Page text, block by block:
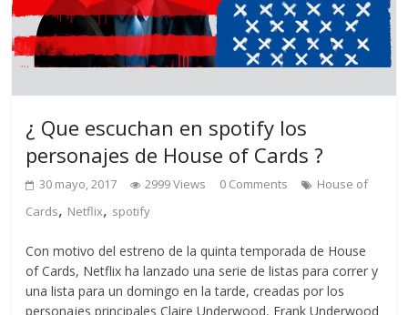
¿ Que escuchan en spotify los
personajes de House of Cards ?
30 mayo, 2017 2999 Views 0 Comments
House of
Cards, Netflix, spotify
Con motivo del estreno de la quinta temporada de House
of Cards, Netflix ha lanzado una serie de listas para correr y
una lista para un domingo en la tarde, creadas por los
personajes principales Claire Underwood, Frank Underwood